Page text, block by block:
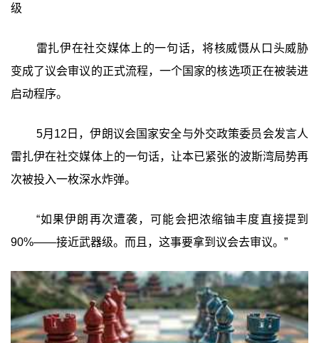
级
雷扎伊在社交媒体上的一句话，将核威慑从口头威胁
变成了议会审议的正式流程，一个国家的核选项正在被装进
启动程序。
5月12日，伊朗议会国家安全与外交政策委员会发言人
雷扎伊在社交媒体上的一句话，让本已紧张的波斯湾局势再
次被投入一枚深水炸弹。
“如果伊朗再次遭袭，可能会把浓缩铀丰度直接提到
90%——接近武器级。而且，这事要拿到议会去审议。”